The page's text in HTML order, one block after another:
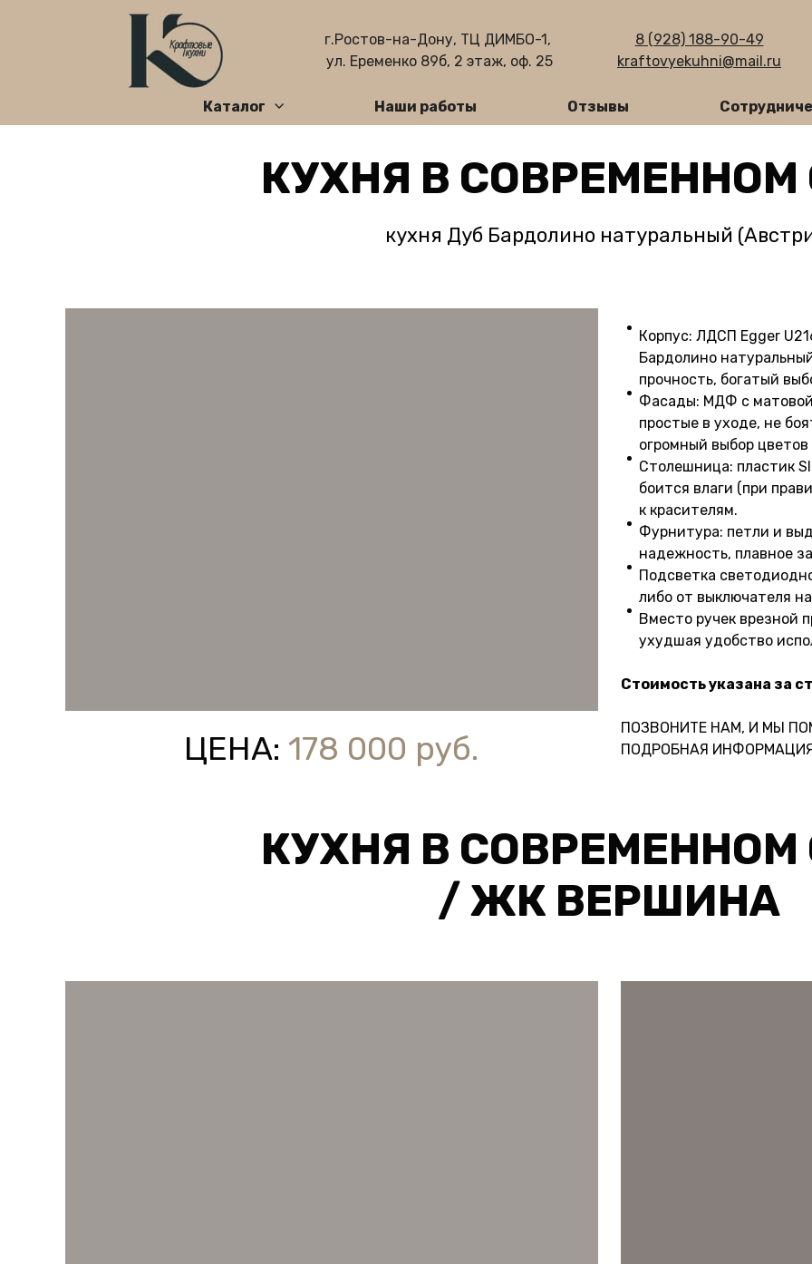
г.Ростов-на-Дону, ТЦ ДИМБО-1,
ул. Еременко 89б, 2 этаж, оф. 25
8 (928) 188-90-49
kraftovyekuhni@mail.ru
Каталог Наши работы Отзывы
КУХНЯ В СОВРЕМЕННОМ
кухня Дуб Бардолино натуральный
ЦЕНА: 178 000 руб.
Корпус: ЛДСП Egger
Бардолино
прочность, богатый
Фасады: МДФ с матовой
простые в уходе, не
огромный выбор
Столешница: пластик
боится влаги (при
к красителям.
Фурнитура: петли и
надежность, плавное
Подсветка
либо от выключателя
Вместо ручек врезной
ухудшая удобство
Стоимость указана за
ПОЗВОНИТЕ НАМ, И МЫ
ПОДРОБНАЯ
КУХНЯ В СОВРЕМЕННОМ
/ ЖК ВЕРШИНА